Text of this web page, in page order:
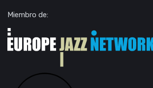
Miembro de: